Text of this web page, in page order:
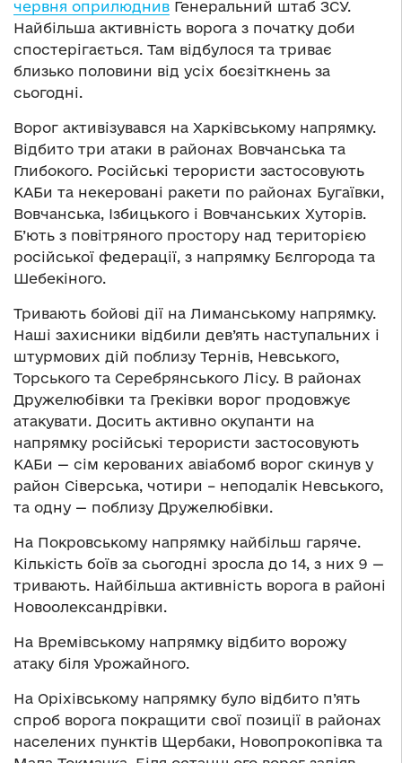
червня оприлюднив Генеральний штаб ЗСУ.
Найбільша активність ворога з початку доби
спостерігається. Там відбулося та триває
близько половини від усіх боєзіткнень за
сьогодні.
Ворог активізувався на Харківському напрямку.
Відбито три атаки в районах Вовчанська та
Глибокого. Російські терористи застосовують
КАБи та некеровані ракети по районах Бугаївки,
Вовчанська, Ізбицького і Вовчанських Хуторів.
Б’ють з повітряного простору над територією
російської федерації, з напрямку Бєлгорода та
Шебекіного.
Тривають бойові дії на Лиманському напрямку.
Наші захисники відбили дев’ять наступальних і
штурмових дій поблизу Тернів, Невського,
Торського та Серебрянського Лісу. В районах
Дружелюбівки та Греківки ворог продовжує
атакувати. Досить активно окупанти на
напрямку російські терористи застосовують
КАБи — сім керованих авіабомб ворог скинув у
район Сіверська, чотири – неподалік Невського,
та одну — поблизу Дружелюбівки.
На Покровському напрямку найбільш гаряче.
Кількість боїв за сьогодні зросла до 14, з них 9 —
тривають. Найбільша активність ворога в районі
Новоолександрівки.
На Времівському напрямку відбито ворожу
атаку біля Урожайного.
На Оріхівському напрямку було відбито п’ять
спроб ворога покращити свої позиції в районах
населених пунктів Щербаки, Новопрокопівка та